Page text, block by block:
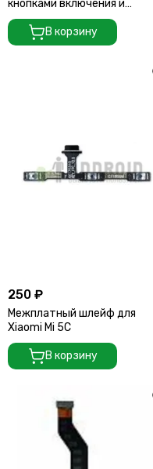
кнопками включения и
регулировки громкости
В корзину
250 ₽
Межплатный шлейф для
Xiaomi Mi 5C
В корзину